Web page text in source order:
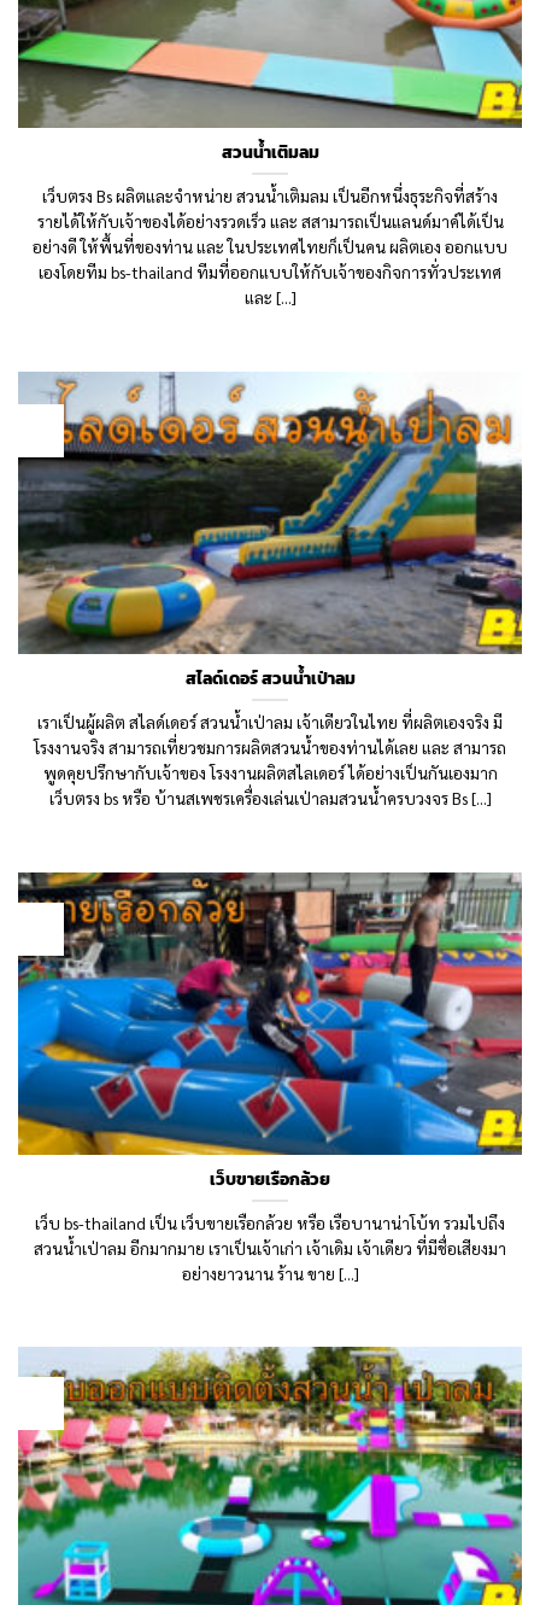
สวนน้ำเติมลม
เว็บตรง Bs ผลิตและจำหน่าย สวนน้ำเติมลม เป็นอีกหนึ่งธุระกิจที่สร้าง
รายได้ให้กับเจ้าของได้อย่างรวดเร็ว และ สสามารถเป็นแลนด์มาค์ได้เป็น
อย่างดี ให้พื้นที่ของท่าน และ ในประเทศไทยก็เป็นคน ผลิตเอง ออกแบบ
เองโดยทีม bs-thailand ทีมที่ออกแบบให้กับเจ้าของกิจการทั่วประเทศ
และ [...]
สไลด์เดอร์ สวนน้ำเป่าลม
เราเป็นผู้ผลิต สไลด์เดอร์ สวนน้ำเป่าลม เจ้าเดียวในไทย ที่ผลิตเองจริง มี
โรงงานจริง สามารถเที่ยวชมการผลิตสวนน้ำของท่านได้เลย และ สามารถ
พูดคุยปรึกษากับเจ้าของ โรงงานผลิตสไลเดอร์ ได้อย่างเป็นกันเองมาก
เว็บตรง bs หรือ บ้านสเพชรเครื่องเล่นเป่าลมสวนน้ำครบวงจร Bs [...]
เว็บขายเรือกล้วย
เว็บ bs-thailand เป็น เว็บขายเรือกล้วย หรือ เรือบานาน่าโบ้ท รวมไปถึง
สวนน้ำเป่าลม อีกมากมาย เราเป็นเจ้าเก่า เจ้าเดิม เจ้าเดียว ที่มีชื่อเสียงมา
อย่างยาวนาน ร้าน ขาย [...]